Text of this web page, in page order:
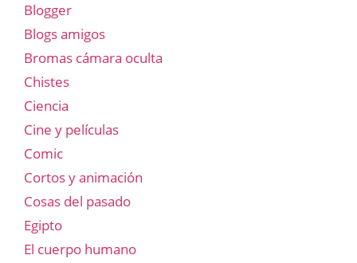
Blogger
Blogs amigos
Bromas cámara oculta
Chistes
Ciencia
Cine y películas
Comic
Cortos y animación
Cosas del pasado
Egipto
El cuerpo humano